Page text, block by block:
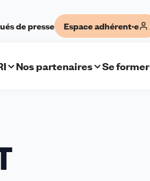
de presse Espace adhérent·e
Nos partenaires Se former